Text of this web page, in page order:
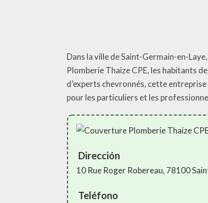
Dans la ville de Saint-Germain-en-
Plomberie Thaize CPE, les habitants
d’experts chevronnés, cette
pour les particuliers et les
Dirección
10 Rue Roger Robereau, 78100
Teléfono